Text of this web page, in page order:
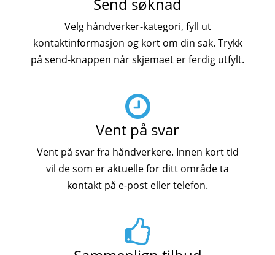
Send søknad
Velg håndverker-kategori, fyll ut
kontaktinformasjon og kort om din sak. Trykk
på send-knappen når skjemaet er ferdig utfylt.
Vent på svar
Vent på svar fra håndverkere. Innen kort tid
vil de som er aktuelle for ditt område ta
kontakt på e-post eller telefon.